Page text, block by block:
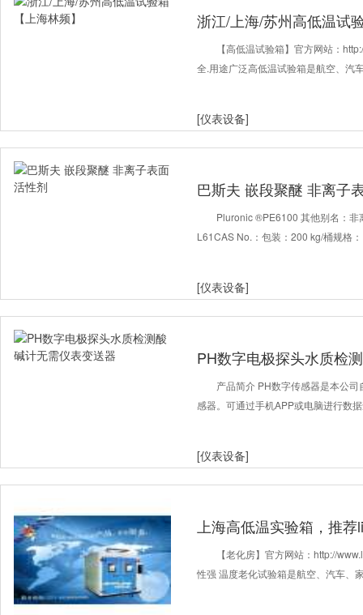
浙江/上海/苏州高低温试
【高低温试验箱】官方网站：
全.用途广泛高低温试验箱是航空、汽
[仪表设备]
巴斯夫 嵌段聚醚 非离子
Pluronic ®PE6100 其他别名：非
L61CAS No.：包装：200 kg/桶规格
[仪表设备]
PH数字电极探头水质检
产品简介 PH数字传感器是本公
感器。可通过手机APP或电脑进行数
[仪表设备]
上海高低温实验箱，推荐
【老化房】官方网站：http://
性强 温度老化试验箱是航空、汽车、